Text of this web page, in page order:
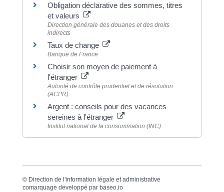
Obligation déclarative des sommes, titres
et valeurs
Direction générale des douanes et des droits
indirects
Taux de change
Banque de France
Choisir son moyen de paiement à
l'étranger
Autorité de contrôle prudentiel et de résolution
(ACPR)
Argent : conseils pour des vacances
sereines à l'étranger
Institut national de la consommation (INC)
© Direction de l'information légale et administrative
comarquage developpé par baseo.io